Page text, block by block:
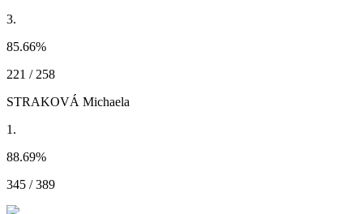
3.
85.66%
221 / 258
STRAKOVÁ Michaela
1.
88.69%
345 / 389